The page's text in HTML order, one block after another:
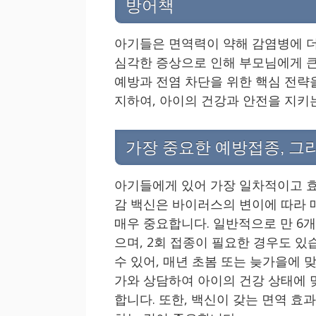
방어책
아기들은 면역력이 약해 감염병에
심각한 증상으로 인해 부모님에게
예방과 전염 차단을 위한 핵심 전
지하여, 아이의 건강과 안전을 지키
가장 중요한 예방접종, 그
아기들에게 있어 가장 일차적이고
감 백신은 바이러스의 변이에 따라
매우 중요합니다. 일반적으로 만 6
으며, 2회 접종이 필요한 경우도 있
수 있어, 매년 초봄 또는 늦가을에
가와 상담하여 아이의 건강 상태에
합니다. 또한, 백신이 갖는 면역 효